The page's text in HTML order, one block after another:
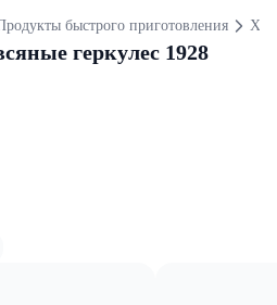
быстрого приготовления
геркулес 1928